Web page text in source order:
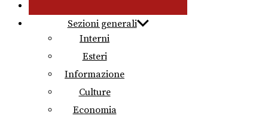
Sezioni generali
Interni
Esteri
Informazione
Culture
Economia